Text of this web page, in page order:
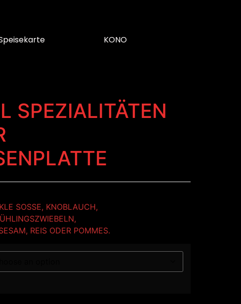
KONO
SPEZIALITÄTEN
SOSSE, KNOBLAUCH,
REIS ODER POMMES.